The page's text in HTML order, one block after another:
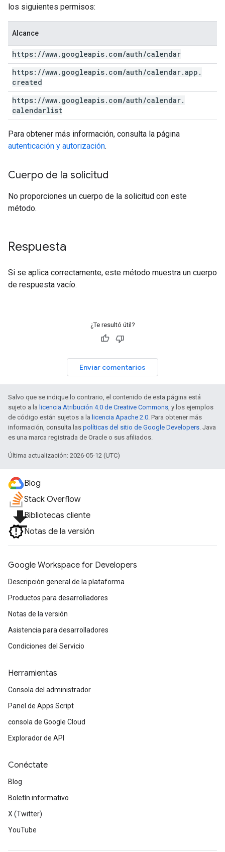
los siguientes permisos:
Alcance
https: //www. googleapis. com/auth/calendar
https: //www. googleapis. com/auth/calendar.app .
created
https: //www. googleapis. com/auth/calendar.
calendarlist
Para obtener más información, consulta la página
autenticación y autorización.
Cuerpo de la solicitud
No proporciones un cuerpo de la solicitud con este
método.
Respuesta
Si se aplica correctamente, este método muestra un cuerpo
de respuesta vacío.
¿Te resultó útil?
Enviar comentarios
Salvo que se indique lo contrario, el contenido de esta página está
sujeto a la licencia Atribución 4.0 de Creative Commons, y los ejemplos
de código están sujetos a la licencia Apache 2.0. Para obtener más
información, consulta las políticas del sitio de Google Developers. Java
es una marca registrada de Oracle o sus afiliados.
Última actualización: 2026-05-12 (UTC)
Blog
Stack Overflow
file_downloadBibliotecas cliente
Notas de la versión
Google Workspace for Developers
Descripción general de la plataforma
Productos para desarrolladores
Notas de la versión
Asistencia para desarrolladores
Condiciones del Servicio
Herramientas
Consola del administrador
Panel de Apps Script
consola de Google Cloud
Explorador de API
Conéctate
Blog
Boletín informativo
X (Twitter)
YouTube